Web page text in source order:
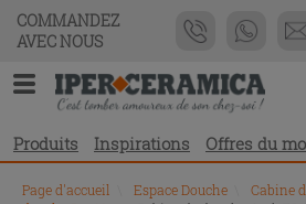
COMMANDEZ
AVEC NOUS
Produits Inspirations Offres du
Page d'accueil Espace Douche Cabine